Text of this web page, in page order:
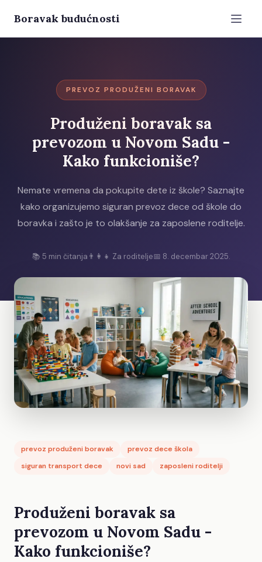
Boravak budućnosti
PREVOZ PRODUŽENI BORAVAK
Produženi boravak sa
prevozom u Novom Sadu -
Kako funkcioniše?
Nemate vremena da pokupite dete iz škole? Saznajte
kako organizujemo siguran prevoz dece od škole do
boravka i zašto je to olakšanje za zaposlene roditelje.
📚 5 min čitanja 👨‍👩‍👧 Za roditelje📅 8. decembar 2025.
prevoz produženi boravak
prevoz dece škola
siguran transport dece
novi sad zaposleni roditelji
Produženi boravak sa
prevozom u Novom Sadu -
Kako funkcioniše?